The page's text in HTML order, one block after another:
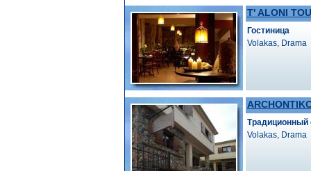
T' ALONI
Гостиница
Volakas, Drama
Традиционный
Volakas, Drama